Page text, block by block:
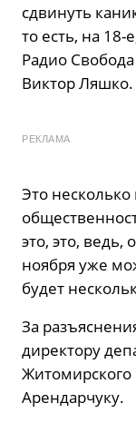
сдвинуть
то есть, на
Радио
Виктор Ляшко.
РЕКЛАМА
Это
это, это, ведь,
ноября уже
будет
За
директору
Житомирского
Арендарчуку.